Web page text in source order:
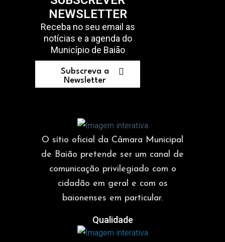
NEWSLETTER
Receba no seu email as
notícias e a agenda do
Município de Baião
Subscreva a
Newsletter
O sítio oficial da Câmara Municipal
de Baião pretende ser um canal de
comunicação privilegiado com o
cidadão em geral e com os
baionenses em particular.
Qualidade